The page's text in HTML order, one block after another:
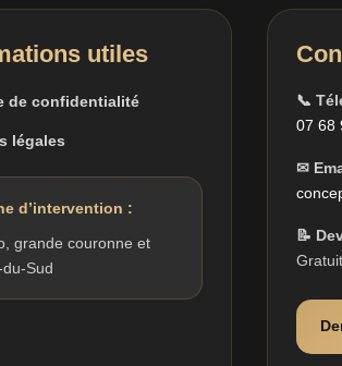
utiles
de confidentialité
légales
d’intervention :
grande couronne et
Sud
📞
07 68
✉
📝